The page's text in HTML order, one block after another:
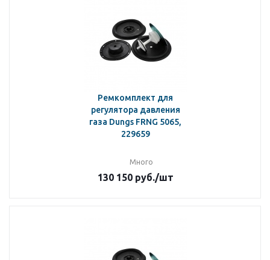
Ремкомплект для
регулятора давления
газа Dungs FRNG 5065,
229659
Много
130 150руб./шт